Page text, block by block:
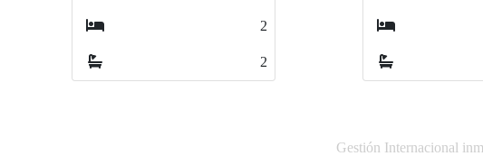
2
2
Gestión Internacional